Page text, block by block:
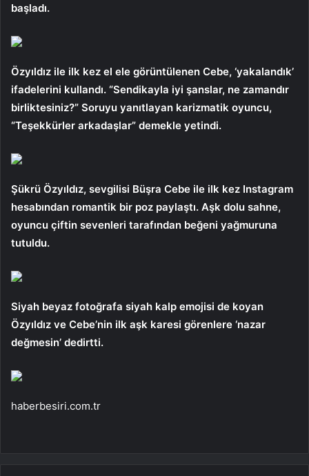
başladı.
Özyıldız ile ilk kez el ele görüntülenen Cebe, ‘yakalandık’
ifadelerini kullandı. “Sendikayla iyi şanslar, ne zamandır
birliktesiniz?” Soruyu yanıtlayan karizmatik oyuncu,
“Teşekkürler arkadaşlar” demekle yetindi.
Şükrü Özyıldız, sevgilisi Büşra Cebe ile ilk kez Instagram
hesabından romantik bir poz paylaştı. Aşk dolu sahne,
oyuncu çiftin sevenleri tarafından beğeni yağmuruna
tutuldu.
Siyah beyaz fotoğrafa siyah kalp emojisi de koyan
Özyıldız ve Cebe’nin ilk aşk karesi görenlere ‘nazar
değmesin’ dedirtti.
haberbesiri.com.tr